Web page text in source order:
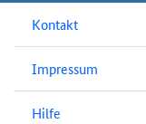
Kontakt
Impressum
Hilfe